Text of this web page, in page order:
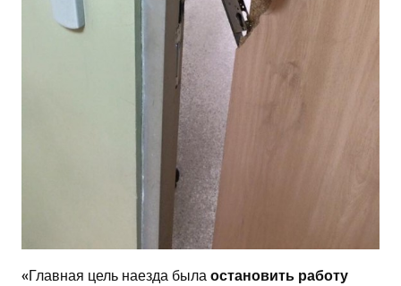
«Главная цель наезда была остановить работу